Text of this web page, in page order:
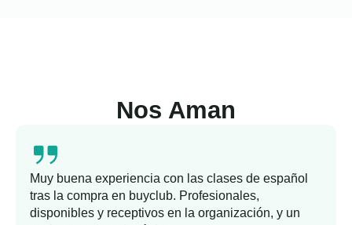
Nos Aman
Muy buena experiencia con las clases de español
tras la compra en buyclub. Profesionales,
disponibles y receptivos en la organización, y un